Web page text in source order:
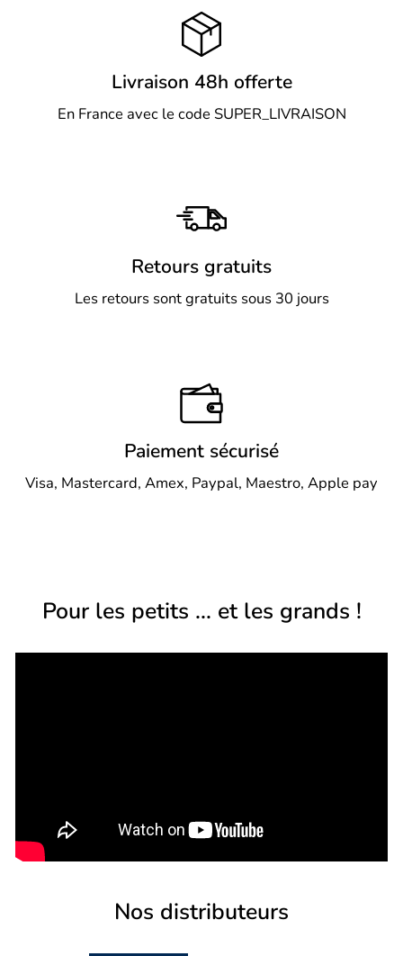
Livraison 48h offerte
En France avec le code SUPER_LIVRAISON
Retours gratuits
Les retours sont gratuits sous 30 jours
Paiement sécurisé
Visa, Mastercard, Amex, Paypal, Maestro, Apple pay
Pour les petits ... et les grands !
Nos distributeurs